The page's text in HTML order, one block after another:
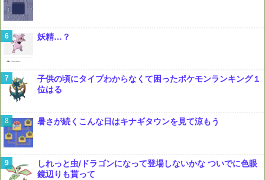
妖精…？
子供の頃にタイプわからなくて困ったポケモンランキング１
位はる
暑さが続くこんな日はキナギタウンを見て涼もう
しれっと虫/ドラゴンになって登場しないかな ついでに色眼
鏡辺りも貰って